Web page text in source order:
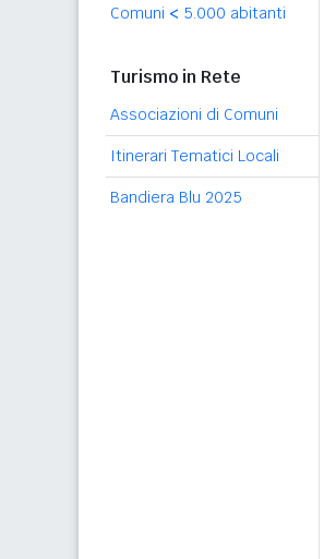
Comuni < 5.000 abitanti
Turismo in Rete
Associazioni di Comuni
Itinerari Tematici Locali
Bandiera Blu 2025